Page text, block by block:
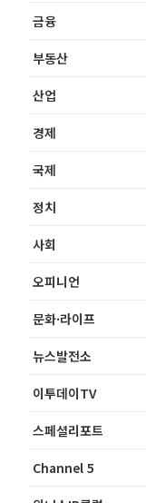
금융
부동산
산업
경제
국제
정치
사회
오피니언
문화·라이프
뉴스발전소
이투데이TV
스페셜리포트
Channel 5